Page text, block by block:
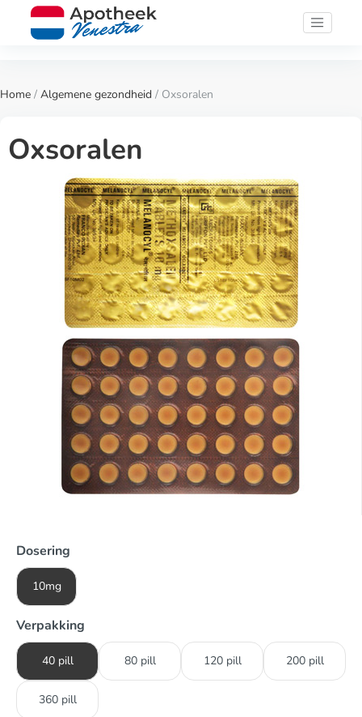
Home / Algemene gezondheid / Oxsoralen
Oxsoralen
Dosering
10mg
Verpakking
40 pill 80 pill 120 pill 200 pill
360 pill